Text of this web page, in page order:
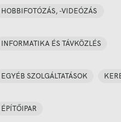
HOBBIFOTÓZÁS, -VIDEÓZÁS
INFORMATIKA ÉS TÁVKÖZLÉS
EGYÉB SZOLGÁLTATÁSOK
ÉPÍTŐIPAR